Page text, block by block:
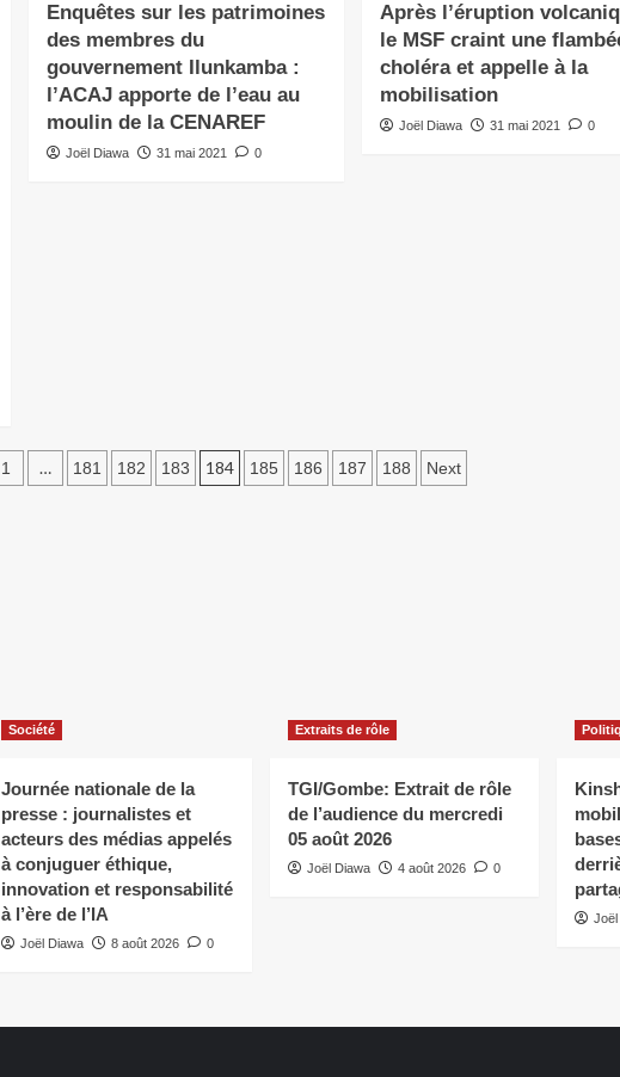
Enquêtes sur les patrimoines
des membres du
gouvernement Ilunkamba :
l’ACAJ apporte de l’eau au
moulin de la CENAREF
Joël Diawa 31 mai 2021 0
Après l’éruption
le MSF craint une
choléra et appelle à la
mobilisation
Joël Diawa 31 mai 2021 0
1 … 181 182 183 184 185 186 187 188 Next
Société
Journée nationale de la
presse : journalistes et
acteurs des médias appelés
à conjuguer éthique,
innovation et responsabilité
à l’ère de l’IA
Joël Diawa 8 août 2026 0
Extraits de rôle
TGI/Gombe: Extrait de rôle
de l’audience du mercredi
05 août 2026
Joël Diawa 4 août 2026 0
Joël